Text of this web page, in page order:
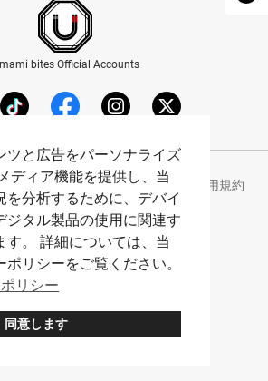
ツと広告をパーソナライズ
ディア機能を提供し、当
を分析するために、デバイ
ジタル製品の使用に関連す
す。 詳細については、当
リシーをご覧ください。
リシー
同意します
bites Official Accounts
プライバシーポリシー
利用規約
Company
bites All Rights Reserved.